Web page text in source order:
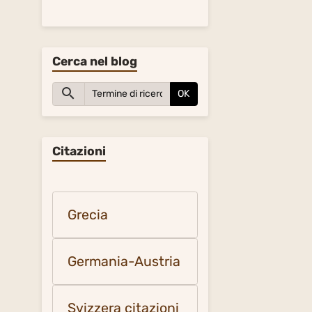
Cerca nel blog
OK
Citazioni
Grecia
Germania-Austria
Svizzera citazioni